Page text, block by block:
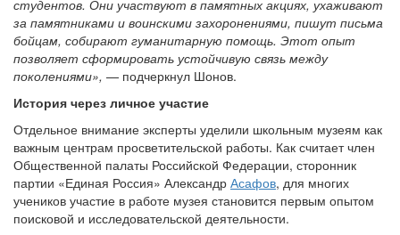
студентов. Они участвуют в памятных акциях, ухаживают
за памятниками и воинскими захоронениями, пишут письма
бойцам, собирают гуманитарную помощь. Этот опыт
позволяет сформировать устойчивую связь между
поколениями», — подчеркнул Шонов.
История через личное участие
Отдельное внимание эксперты уделили школьным музеям как
важным центрам просветительской работы. Как считаетчлен
Общественной палаты Российской Федерации, сторонник
партии «Единая Россия» Александр Асафов, для многих
учеников участие в работе музея становится первым опытом
поисковой и исследовательской деятельности.